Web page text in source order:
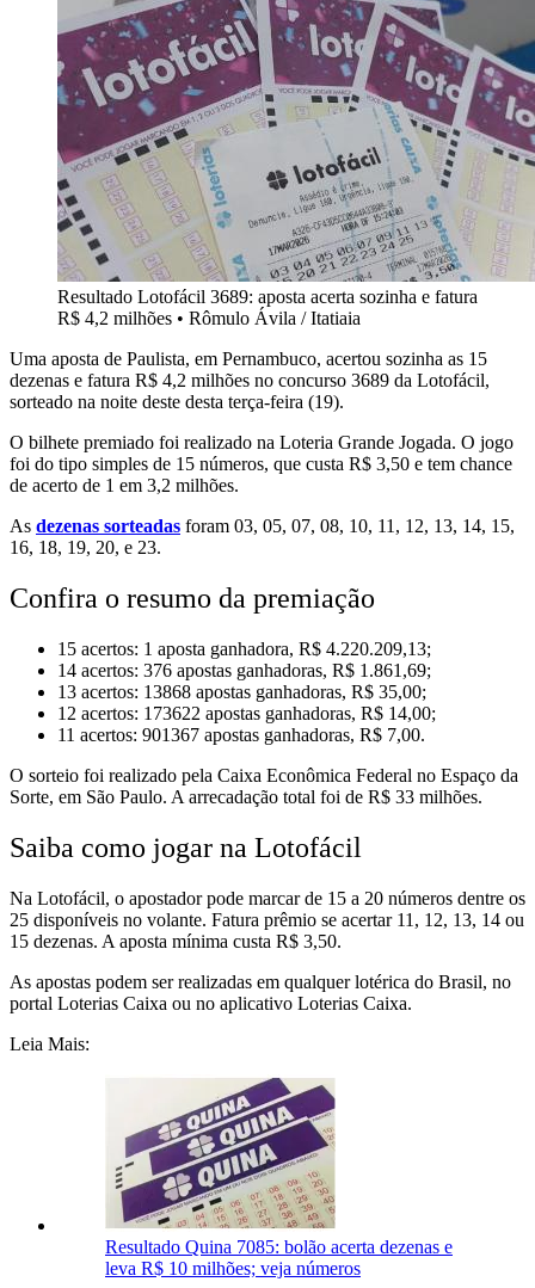
Resultado Lotofácil 3689: aposta acerta sozinha e fatura
R$ 4,2 milhões • Rômulo Ávila / Itatiaia
Uma aposta de Paulista, em Pernambuco, acertou sozinha as 15
dezenas e fatura R$ 4,2 milhões no concurso 3689 da Lotofácil,
sorteado na noite deste desta terça-feira (19).
O bilhete premiado foi realizado na Loteria Grande Jogada. O jogo
foi do tipo simples de 15 números, que custa R$ 3,50 e tem chance
de acerto de 1 em 3,2 milhões.
As dezenas sorteadas foram 03, 05, 07, 08, 10, 11, 12, 13, 14, 15,
16, 18, 19, 20, e 23.
Confira o resumo da premiação
15 acertos: 1 aposta ganhadora, R$ 4.220.209,13;
14 acertos: 376 apostas ganhadoras, R$ 1.861,69;
13 acertos: 13868 apostas ganhadoras, R$ 35,00;
12 acertos: 173622 apostas ganhadoras, R$ 14,00;
11 acertos: 901367 apostas ganhadoras, R$ 7,00.
O sorteio foi realizado pela Caixa Econômica Federal no Espaço da
Sorte, em São Paulo. A arrecadação total foi de R$ 33 milhões.
Saiba como jogar na Lotofácil
Na Lotofácil, o apostador pode marcar de 15 a 20 números dentre os
25 disponíveis no volante. Fatura prêmio se acertar 11, 12, 13, 14 ou
15 dezenas. A aposta mínima custa R$ 3,50.
As apostas podem ser realizadas em qualquer lotérica do Brasil, no
portal Loterias Caixa ou no aplicativo Loterias Caixa.
Leia Mais:
Resultado Quina 7085: bolão acerta dezenas e
leva R$ 10 milhões; veja números